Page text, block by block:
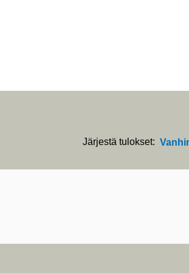
Järjestä tulokset: